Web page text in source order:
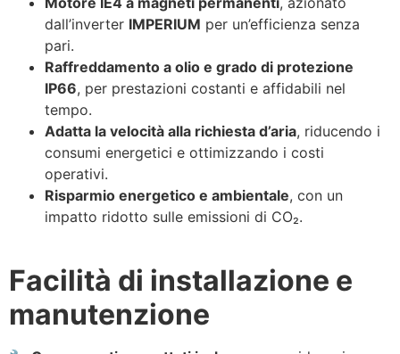
dall’inverter IMPERIUM per un’efficienza senza
pari.
Raffreddamento a olio e grado di protezione
IP66, per prestazioni costanti e affidabili nel
tempo.
Adatta la velocità alla richiesta d’aria, riducendo i
consumi energetici e ottimizzando i costi
operativi.
Risparmio energetico e ambientale, con un
impatto ridotto sulle emissioni di CO₂.
Facilità di installazione e
manutenzione